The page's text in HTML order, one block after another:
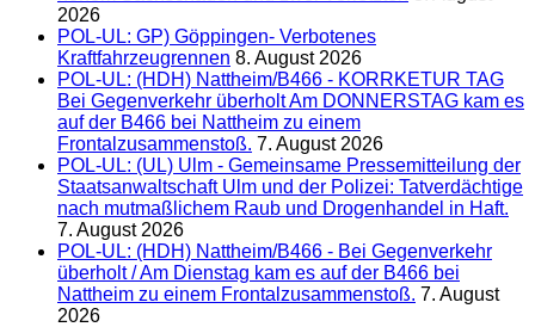
2026
POL-UL: GP) Göppingen- Verbotenes
Kraftfahrzeugrennen 8. August 2026
POL-UL: (HDH) Nattheim/B466 - KORRKETUR TAG
Bei Gegenverkehr überholt Am DONNERSTAG kam es
auf der B466 bei Nattheim zu einem
Frontalzusammenstoß. 7. August 2026
POL-UL: (UL) Ulm - Gemeinsame Pressemitteilung der
Staatsanwaltschaft Ulm und der Polizei: Tatverdächtige
nach mutmaßlichem Raub und Drogenhandel in Haft.
7. August 2026
POL-UL: (HDH) Nattheim/B466 - Bei Gegenverkehr
überholt / Am Dienstag kam es auf der B466 bei
Nattheim zu einem Frontalzusammenstoß. 7. August
2026